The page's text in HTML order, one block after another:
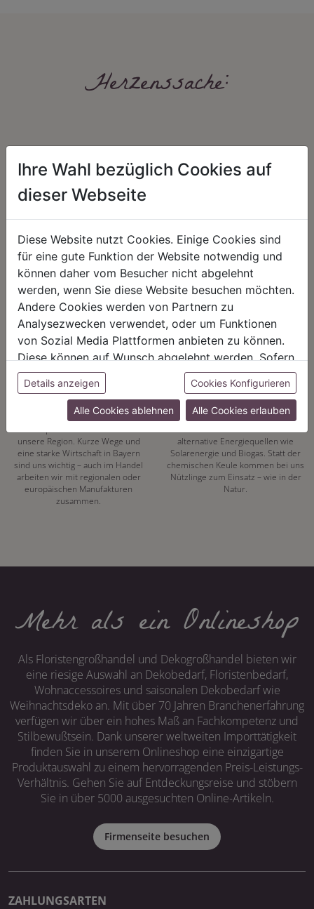
Herzenssache:
Unser Sortiment steht für ein
positives Lebensgefühl. Wir
schenken natürliche, stilvolle
Momente für harmonische Stunden
zu Hause – den Ort, an dem
Menschen sich geborgen fühlen und
positive Energie schöpfen.
Nicht immer ist der günstigste Preis
auch ein guter Preis. Wir handeln
fair – im Hinblick auf unsere
Kalkulation, angemessene
Entlohnung und unsere
nachhaltigen, gewachsenen
Geschäftsbeziehungen.
REGIONALITÄT
Mit unserer eigenen
unsere Region. Kurze Wege und
eine starke Wirtschaft in Bayern
sind uns wichtig – auch im Handel
arbeiten wir mit regionalen oder
europäischen Manufakturen
zusammen.
NACHHALTIGKEIT
Energiewende hat bei uns Tradition.
alternative Energiequellen wie
Solarenergie und Biogas. Statt der
chemischen Keule kommen bei uns
Nützlinge zum Einsatz – wie in der
Natur.
Mehr als ein Onlineshop
Als Floristengroßhandel und Dekogroßhandel bieten wir
eine riesige Auswahl an Dekobedarf, Floristenbedarf,
Wohnaccessoires und saisonalen Dekobedarf wie
Weihnachtsdeko an. Mit über 70 Jahren Branchenerfahrung
verfügen wir über ein hohes Maß an Fachkompetenz und
Stilbewußtsein. Dank unserer weltweiten Importtätigkeit
finden Sie in unserem Onlineshop eine einzigartige
Produktauswahl zu einem hervorragenden Preis-Leistungs-
Verhältnis. Gehen Sie auf Entdeckungsreise und stöbern
Sie in über 5000 ausgesuchten Online-Artikeln.
Firmenseite besuchen
ZAHLUNGSARTEN
Ihre Wahl bezüglich Cookies auf
dieser Webseite
Diese Website nutzt Cookies. Einige Cookies sind
für eine gute Funktion der Website notwendig und
können daher vom Besucher nicht abgelehnt
werden, wenn Sie diese Website besuchen möchten.
Andere Cookies werden von Partnern zu
Analysezwecken verwendet, oder um Funktionen
von Sozial Media Plattformen anbieten zu können.
Diese können auf Wunsch abgelehnt werden. Sofern
sie unsere Webseite weiter nutzen, geben Sie
Einwilligung zu unseren Cookies.
Details anzeigen Cookies Konfigurieren
Alle Cookies ablehnen Alle Cookies erlauben